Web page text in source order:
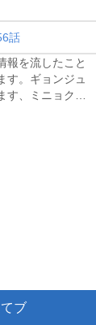
話
報を流したこと
す。ギョンジュ
す、ミニョク…
ブ